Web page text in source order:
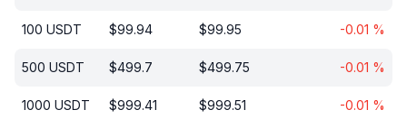
100 USDT $99.94 $99.95 -0.01 %
500 USDT $499.7 $499.75 -0.01 %
1000 USDT $999.41 $999.51 -0.01 %